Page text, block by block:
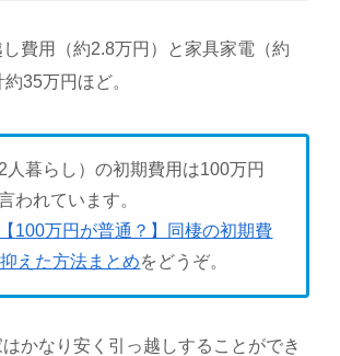
費用（約2.8万円）と家具家電（約
35万円ほど。
人暮らし）の初期費用は100万円
われています。
【100万円が普通？】同棲の初期費
えた方法まとめをどうぞ。
かなり安く引っ越しすることができ